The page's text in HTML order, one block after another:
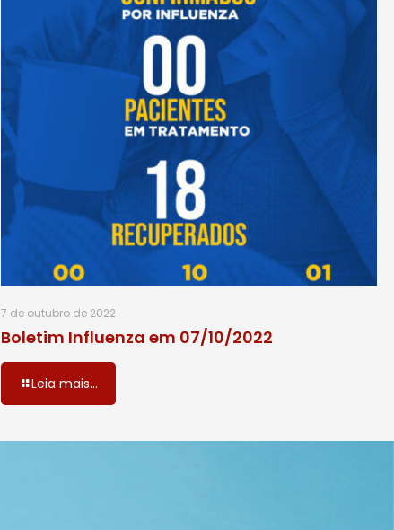
7 de outubro de 2022
Boletim Influenza em 07/10/2022
Leia mais...